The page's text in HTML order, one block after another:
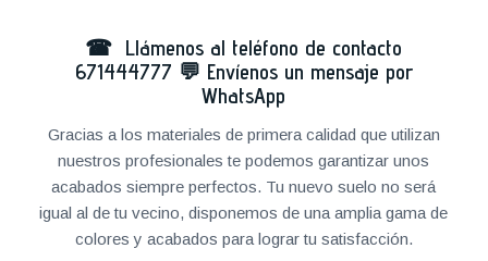
☎ Llámenos al teléfono de contacto
671444777 💬 Envíenos un mensaje por
WhatsApp
Gracias a los materiales de primera calidad que utilizan
nuestros profesionales te podemos garantizar unos
acabados siempre perfectos. Tu nuevo suelo no será
igual al de tu vecino, disponemos de una amplia gama de
colores y acabados para lograr tu satisfacción.